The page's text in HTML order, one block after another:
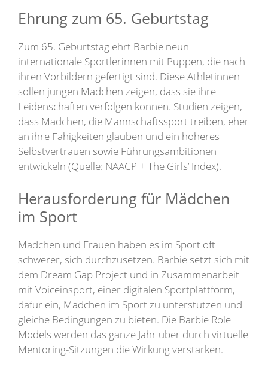
Ehrung zum 65. Geburtstag
Zum 65. Geburtstag ehrt Barbie neun
internationale Sportlerinnen mit Puppen, die nach
ihren Vorbildern gefertigt sind. Diese Athletinnen
sollen jungen Mädchen zeigen, dass sie ihre
Leidenschaften verfolgen können. Studien zeigen,
dass Mädchen, die Mannschaftssport treiben, eher
an ihre Fähigkeiten glauben und ein höheres
Selbstvertrauen sowie Führungsambitionen
entwickeln (Quelle: NAACP + The Girls’ Index).
Herausforderung für Mädchen
im Sport
Mädchen und Frauen haben es im Sport oft
schwerer, sich durchzusetzen. Barbie setzt sich mit
dem Dream Gap Project und in Zusammenarbeit
mit Voiceinsport, einer digitalen Sportplattform,
dafür ein, Mädchen im Sport zu unterstützen und
gleiche Bedingungen zu bieten. Die Barbie Role
Models werden das ganze Jahr über durch virtuelle
Mentoring-Sitzungen die Wirkung verstärken.